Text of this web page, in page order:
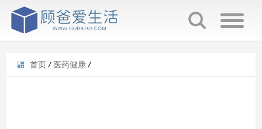
首页 / 医药健康 /